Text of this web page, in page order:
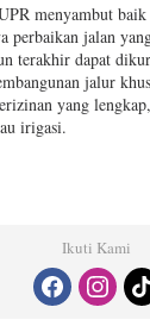
menyambut
perbaikan jalan
terakhir dapat
jalur
yang
irigasi.
Ikuti Kami